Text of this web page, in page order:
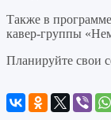
Также в
кавер-группы
Планируйте свои